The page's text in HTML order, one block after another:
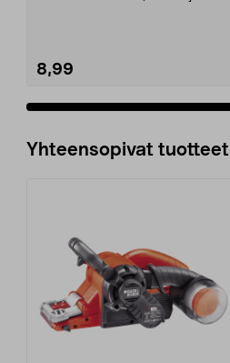
8,99
Yhteensopivat tuotteet